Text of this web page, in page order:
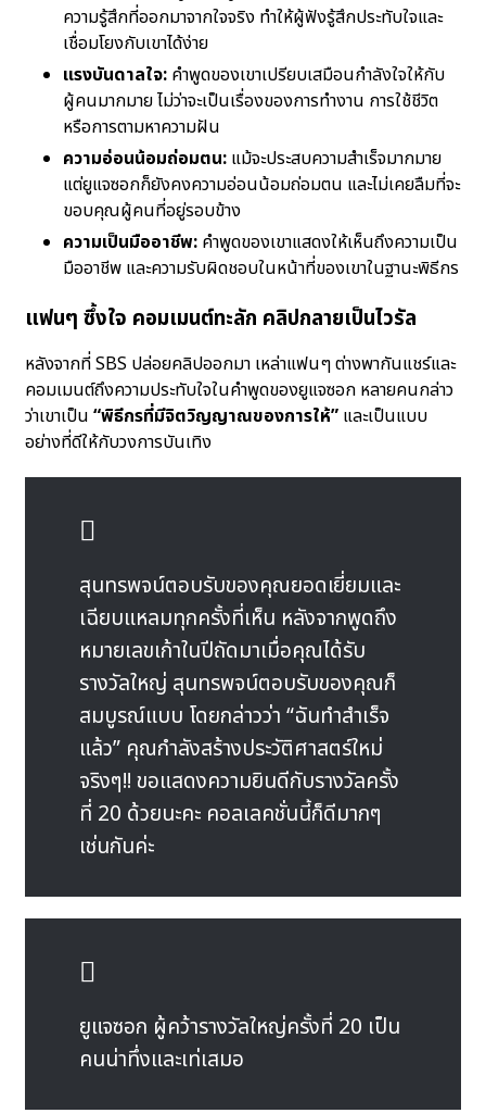
ความรู้สึกที่ออกมาจากใจจริง ทำให้ผู้ฟังรู้สึกประทับใจและ
เชื่อมโยงกับเขาได้ง่าย
แรงบันดาลใจ: คำพูดของเขาเปรียบเสมือนกำลังใจให้กับ
ผู้คนมากมาย ไม่ว่าจะเป็นเรื่องของการทำงาน การใช้ชีวิต
หรือการตามหาความฝัน
ความอ่อนน้อมถ่อมตน: แม้จะประสบความสำเร็จมากมาย
แต่ยูแจซอกก็ยังคงความอ่อนน้อมถ่อมตน และไม่เคยลืมที่จะ
ขอบคุณผู้คนที่อยู่รอบข้าง
ความเป็นมืออาชีพ: คำพูดของเขาแสดงให้เห็นถึงความเป็น
มืออาชีพ และความรับผิดชอบในหน้าที่ของเขาในฐานะพิธีกร
แฟนๆ ซึ้งใจ คอมเมนต์ทะลัก คลิปกลายเป็นไวรัล
หลังจากที่ SBS ปล่อยคลิปออกมา เหล่าแฟนๆ ต่างพากันแชร์และ
คอมเมนต์ถึงความประทับใจในคำพูดของยูแจซอก หลายคนกล่าว
ว่าเขาเป็น “พิธีกรที่มีจิตวิญญาณของการให้” และเป็นแบบ
อย่างที่ดีให้กับวงการบันเทิง
สุนทรพจน์ตอบรับของคุณยอดเยี่ยมและ
เฉียบแหลมทุกครั้งที่เห็น หลังจากพูดถึง
หมายเลขเก้าในปีถัดมาเมื่อคุณได้รับ
รางวัลใหญ่ สุนทรพจน์ตอบรับของคุณก็
สมบูรณ์แบบ โดยกล่าวว่า “ฉันทำสำเร็จ
แล้ว” คุณกำลังสร้างประวัติศาสตร์ใหม่
จริงๆ!! ขอแสดงความยินดีกับรางวัลครั้ง
ที่ 20 ด้วยนะคะ คอลเลคชั่นนี้ก็ดีมากๆ
เช่นกันค่ะ
ยูแจซอก ผู้คว้ารางวัลใหญ่ครั้งที่ 20 เป็น
คนน่าทึ่งและเท่เสมอ